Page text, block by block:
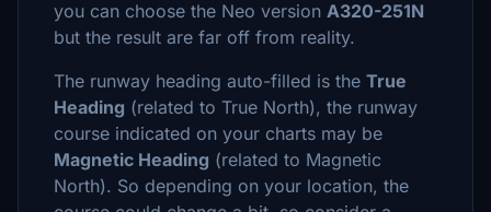
you can choose the Neo version A320-251N
but the result are far off from reality.
The runway heading auto-filled is the True
Heading (related to True North), the runway
course indicated on your charts may be
Magnetic Heading (related to Magnetic
North). So depending on your location, the